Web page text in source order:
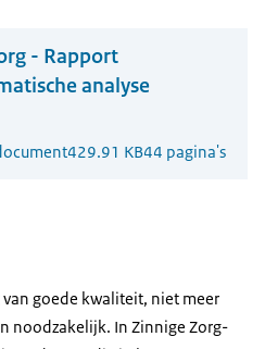
- Rapport
analyse
429.91 KB44 pagina's
goede kwaliteit, niet meer
noodzakelijk. In Zinnige Zorg-